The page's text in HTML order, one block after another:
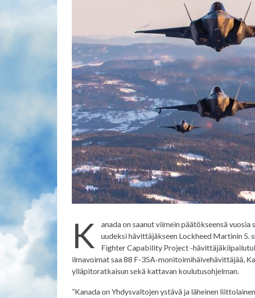
K
anada on saanut viimein päätökseensä
uudeksi hävittäjäkseen Lockheed Martinin 5.
Fighter Capability Project -
ilmavoimat saa 88 F-35A-monitoimihäivehävittäjää,
ylläpitoratkaisun sekä kattavan koulutusohjelman.
”Kanada on Yhdysvaltojen ystävä ja läheinen